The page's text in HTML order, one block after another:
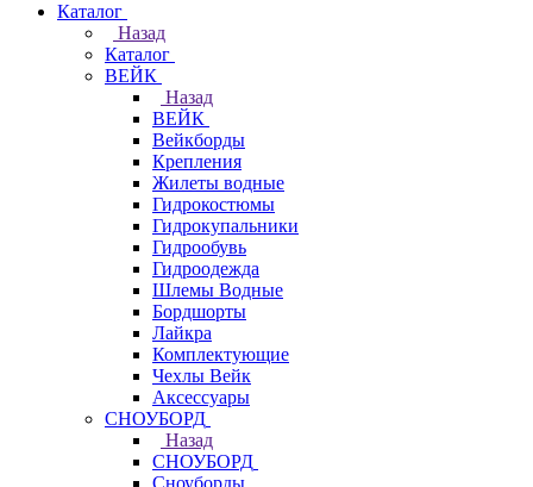
Каталог
Назад
Каталог
ВЕЙК
Назад
ВЕЙК
Вейкборды
Крепления
Жилеты водные
Гидрокостюмы
Гидрокупальники
Гидрообувь
Гидроодежда
Шлемы Водные
Бордшорты
Лайкра
Комплектующие
Чехлы Вейк
Аксессуары
СНОУБОРД
Назад
СНОУБОРД
Сноуборды